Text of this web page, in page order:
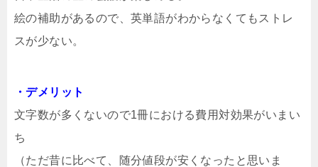
絵の補助があるので、英単語がわからなくてもストレ
スが少ない。
・デメリット
文字数が多くないので1冊における費用対効果がいまい
ち
（ただ昔に比べて、随分値段が安くなったと思いま